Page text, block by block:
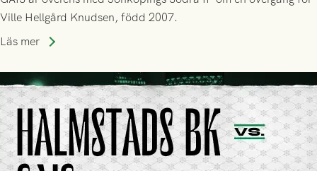
Ville Hellgård Knudsen, född 2007.
Läs mer